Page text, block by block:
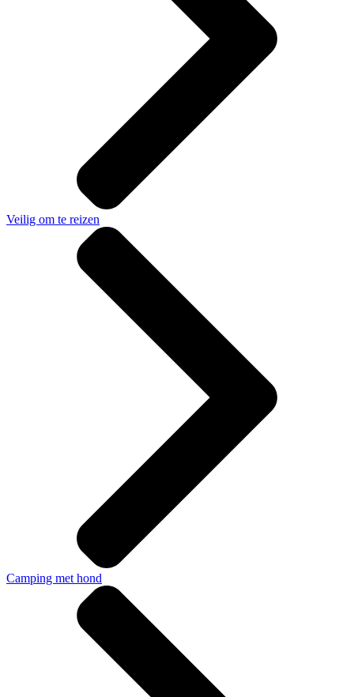
Veilig om te reizen
Camping met hond